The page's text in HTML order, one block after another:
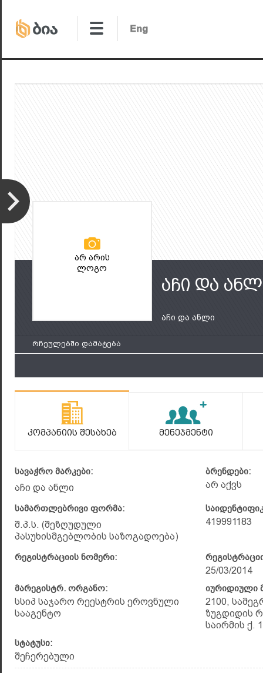
არ არის
ლოგო
აჩი და
აჩი და ანლი
რჩეულებში დამატება
Კომპანიის Შესახებ Მენეჯმენტი
სავაჭრო მარკები:
აჩი და ანლი
ბრენდები:
არ აქვს
სამართლებრივი ფორმა:
შ.პ.ს. (შეზღუდული
პასუხისმგებლობის საზოგადოება)
419991183
რეგისტრაციის ნომერი:
25/03/2014
მარეგისტრ. ორგანო:
სსიპ საჯარო რეესტრის ეროვნული
სააგენტო
იურიდიული
2100,
ზუგდიდის
საირმის ქ.
სტატუსი:
შეჩერებული